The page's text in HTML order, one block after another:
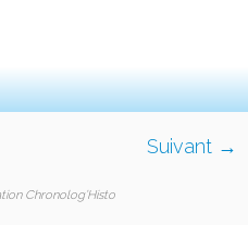
Suivant →
Chronolog’Histo